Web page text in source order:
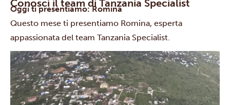
Conosci il team di Tanzania Specialist
Oggi ti presentiamo: Romina
Questo mese ti presentiamo Romina, esperta
appassionata del team Tanzania Specialist.